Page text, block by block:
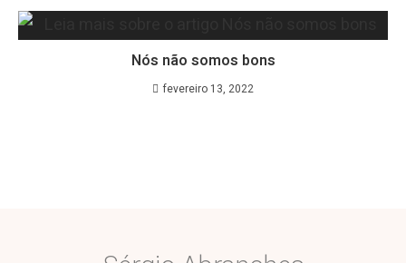
Nós não somos bons
fevereiro 13, 2022